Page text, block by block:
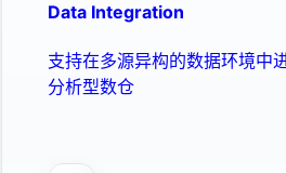
Data Integration
支持在多源异构的数据环境中
分析型数仓